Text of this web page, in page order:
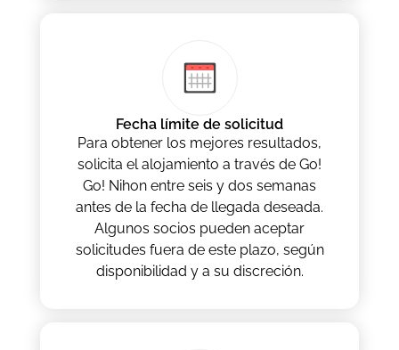
Fecha límite de solicitud
Para obtener los mejores resultados,
solicita el alojamiento a través de Go!
Go! Nihon entre seis y dos semanas
antes de la fecha de llegada deseada.
Algunos socios pueden aceptar
solicitudes fuera de este plazo, según
disponibilidad y a su discreción.